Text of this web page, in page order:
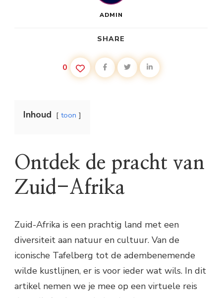
ADMIN
SHARE
0
Inhoud toon
Ontdek de pracht van
Zuid-Afrika
Zuid-Afrika is een prachtig land met een
diversiteit aan natuur en cultuur. Van de
iconische Tafelberg tot de adembenemende
wilde kustlijnen, er is voor ieder wat wils. In dit
artikel nemen we je mee op een virtuele reis